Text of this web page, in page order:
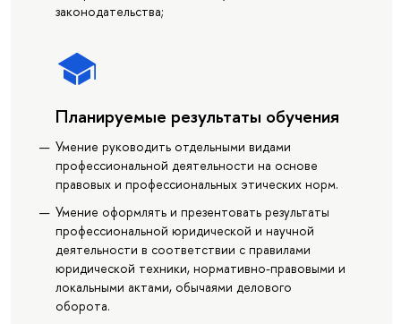
законодательства;
Планируемые результаты обучения
Умение руководить отдельными видами
профессиональной деятельности на основе
правовых и профессиональных этических норм.
Умение оформлять и презентовать результаты
профессиональной юридической и научной
деятельности в соответствии с правилами
юридической техники, нормативно-правовыми и
локальными актами, обычаями делового
оборота.